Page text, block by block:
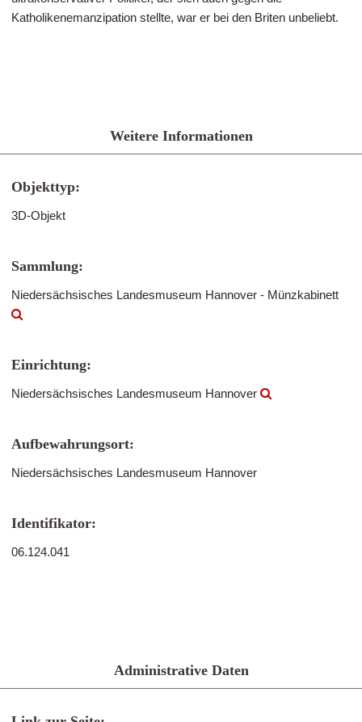
Katholikenemanzipation stellte, war er bei den Briten unbeliebt.
Weitere Informationen
Objekttyp:
3D-Objekt
Sammlung:
Niedersächsisches Landesmuseum Hannover - Münzkabinett
Einrichtung:
Niedersächsisches Landesmuseum Hannover
Aufbewahrungsort:
Niedersächsisches Landesmuseum Hannover
Identifikator:
06.124.041
Administrative Daten